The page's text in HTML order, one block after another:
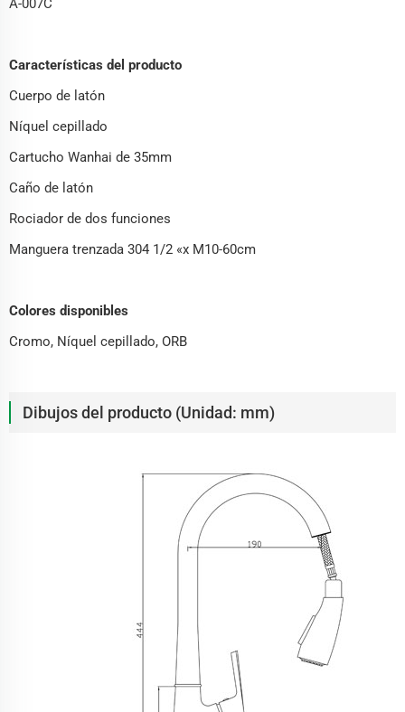
A-007C
Características del producto
Cuerpo de latón
Níquel cepillado
Cartucho Wanhai de 35mm
Caño de latón
Rociador de dos funciones
Manguera trenzada 304 1/2 «x M10-60cm
Colores disponibles
Cromo, Níquel cepillado, ORB
Dibujos del producto (Unidad: mm)